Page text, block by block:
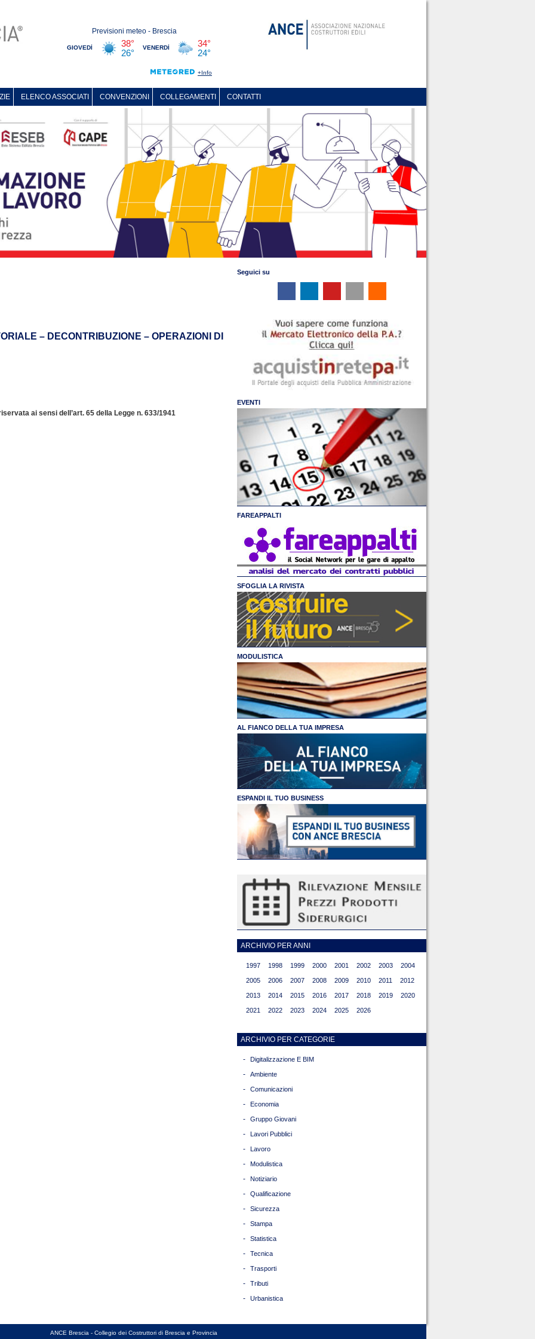
ELENCO ASSOCIATI CONVENZIONI COLLEGAMENTI CONTATTI
– DECONTRIBUZIONE – OPERAZIONI DI
ai sensi dell’art. 65 della Legge n. 633/1941
Seguici su
EVENTI
FAREAPPALTI
SFOGLIA LA RIVISTA
MODULISTICA
AL FIANCO DELLA TUA IMPRESA
ESPANDI IL TUO BUSINESS
ARCHIVIO PER ANNI
1997 1998 1999 2000 2001 2002 2003 2004
2005 2006 2007 2008 2009 2010 2011 2012
2013 2014 2015 2016 2017 2018 2019 2020
2021 2022 2023 2024 2025 2026
ARCHIVIO PER CATEGORIE
- Digitalizzazione E BIM
- Ambiente
- Comunicazioni
- Economia
- Gruppo Giovani
- Lavori Pubblici
- Lavoro
- Modulistica
- Notiziario
- Qualificazione
- Sicurezza
- Stampa
- Statistica
- Tecnica
- Trasporti
- Tributi
- Urbanistica
ANCE Brescia - Collegio dei Costruttori di Brescia e Provincia